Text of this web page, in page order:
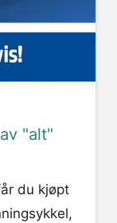
"alt"
du kjøpt